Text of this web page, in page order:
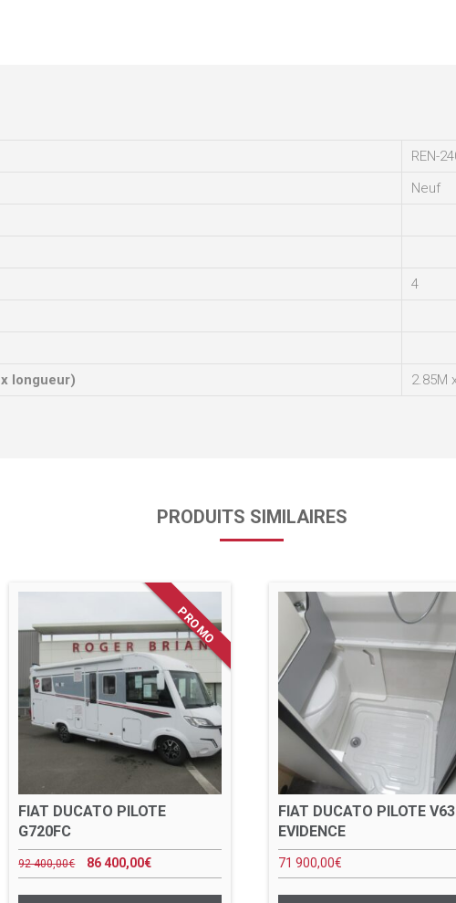
REN-
Neuf
4
longueur)
2.85M
PRODUITS SIMILAIRES
FIAT DUCATO PILOTE
G720FC
92 400,00€ 86 400,00€
FIAT DUCATO PILOTE
EVIDENCE
71 900,00€